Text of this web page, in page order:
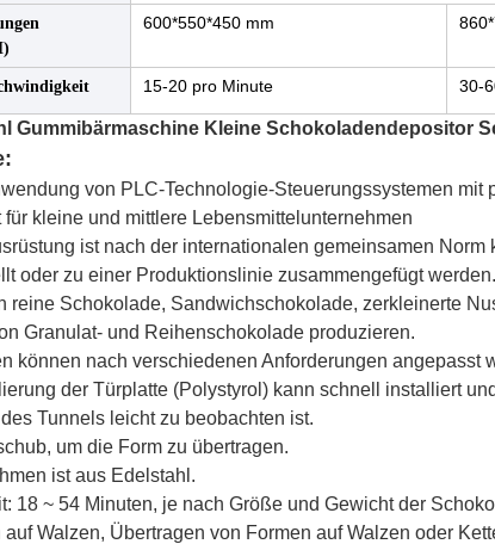
600*550*450 mm
15-20 pro Minute 30-
Gummibärmaschine Kleine Schokoladendepositor
von PLC-Technologie-Steuerungssystemen
für kleine und mittlere Lebensmittelunternehmen
ist nach der internationalen gemeinsamen
oder zu einer Produktionslinie zusammengefügt
reine Schokolade, Sandwichschokolade, zerkleinerte
Granulat- und Reihenschokolade produzieren.
können nach verschiedenen Anforderungen angepasst
der Türplatte (Polystyrol) kann schnell installiert
Tunnels leicht zu beobachten ist.
um die Form zu übertragen.
ist aus Edelstahl.
18 ~ 54 Minuten, je nach Größe und Gewicht der
Walzen, Übertragen von Formen auf Walzen oder